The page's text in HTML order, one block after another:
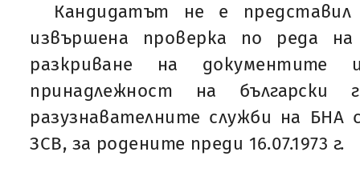
Кандидатът не е
извършена проверка по реда
разкриване на
принадлежност на
разузнавателните служби на БНА
ЗСВ, за родените преди 16.07.1973 г.